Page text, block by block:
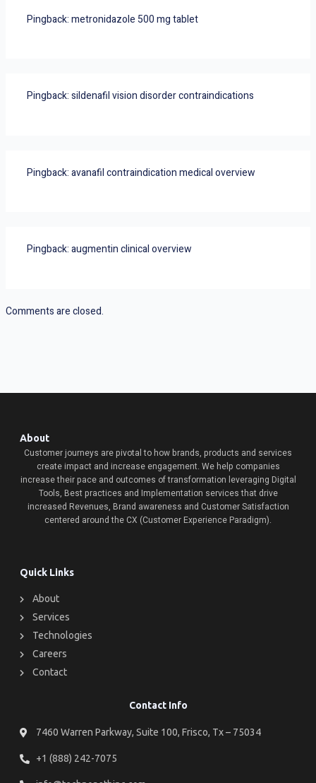
Pingback:metronidazole 500 mg tablet
Pingback:sildenafil vision disorder contraindications
Pingback:avanafil contraindication medical overview
Pingback:augmentin clinical overview
Comments are closed.
About
Customer journeys are pivotal to how brands, products and services
create impact and increase engagement. We help companies
increase their pace and outcomes of transformation leveraging Digital
Tools, Best practices and Implementation services that drive
increased Revenues, Brand awareness and Customer Satisfaction
centered around the CX (Customer Experience Paradigm).
Quick Links
About
Services
Technologies
Careers
Contact
Contact Info
7460 Warren Parkway, Suite 100, Frisco, Tx – 75034
+1 (888) 242-7075